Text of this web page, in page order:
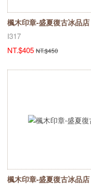
楓木印章-盛夏復古冰品
I317
NT.$405 NT.$450
楓木印章-盛夏復古冰品